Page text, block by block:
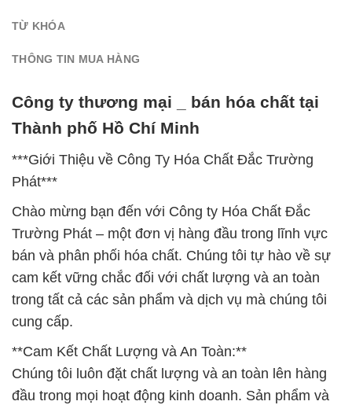
TỪ KHÓA
THÔNG TIN MUA HÀNG
Công ty thương mại _ bán hóa chất tại
Thành phố Hồ Chí Minh
***Giới Thiệu về Công Ty Hóa Chất Đắc Trường
Phát***
Chào mừng bạn đến với Công ty Hóa Chất Đắc
Trường Phát – một đơn vị hàng đầu trong lĩnh vực
bán và phân phối hóa chất. Chúng tôi tự hào về sự
cam kết vững chắc đối với chất lượng và an toàn
trong tất cả các sản phẩm và dịch vụ mà chúng tôi
cung cấp.
**Cam Kết Chất Lượng và An Toàn:**
Chúng tôi luôn đặt chất lượng và an toàn lên hàng
đầu trong mọi hoạt động kinh doanh. Sản phẩm và